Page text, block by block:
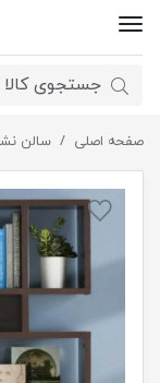
صفحه اصلی سالن
کتابخانه چوبی مدل